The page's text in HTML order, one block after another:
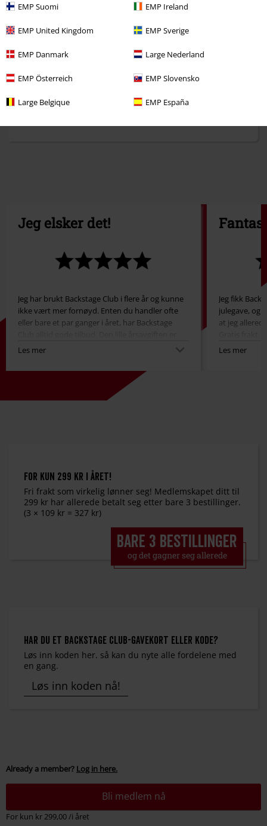
EMP Suomi EMP Ireland
EMP United Kingdom EMP Sverige
EMP Danmark Large Nederland
EMP Österreich EMP Slovensko
Large Belgique EMP España
Jeg elsker det!
Jeg har brukt Backstage Club i flere år og kunne
ikke vært mer fornøyd. Enten du handler ofte
eller bare et par ganger i året, har Backstage
absolutt verdt det, og du får lengre returfrist. I
har fortsatt pizzaskjæreren, og den er helt
Les mer
Jeg fikk
julegave, og
at jeg
gratisgaver,
Les mer
For kun 299 kr i året!
Fri frakt som virkelig lønner seg! Medlemskapet ditt til
299 kr har allerede betalt seg etter bare 3 bestillinger.
(3 × 109 kr = 327 kr)
Bare 3 bestillinger
og det gagner seg allerede
Har du et Backstage Club-gavekort eller kode?
Løs inn koden her. så kan du nyte alle fordelene med
en gang.
Løs inn koden nå!
Already a member? Log in here.
Bli medlem nå
For kun kr 299,00 /i året